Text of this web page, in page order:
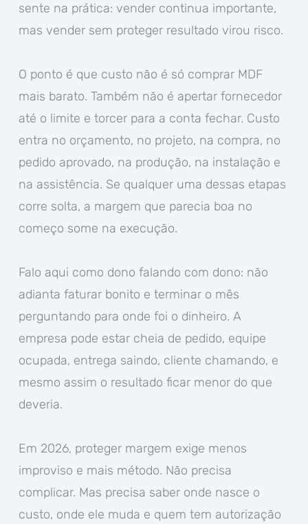
sente na prática: vender continua importante,
mas vender sem proteger resultado virou risco.
O ponto é que custo não é só comprar MDF
mais barato. Também não é apertar fornecedor
até o limite e torcer para a conta fechar. Custo
entra no orçamento, no projeto, na compra, no
pedido aprovado, na produção, na instalação e
na assistência. Se qualquer uma dessas etapas
corre solta, a margem que parecia boa no
começo some na execução.
Falo aqui como dono falando com dono: não
adianta faturar bonito e terminar o mês
perguntando para onde foi o dinheiro. A
empresa pode estar cheia de pedido, equipe
ocupada, entrega saindo, cliente chamando, e
mesmo assim o resultado ficar menor do que
deveria.
Em 2026, proteger margem exige menos
improviso e mais método. Não precisa
complicar. Mas precisa saber onde nasce o
custo, onde ele muda e quem tem autorização